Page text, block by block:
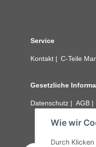
Wie wir
Durch
Service
Kontakt C-Teile
Gesetzliche
Datenschutz AGB